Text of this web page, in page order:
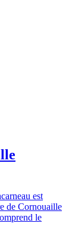
est
de Cornouaille
le